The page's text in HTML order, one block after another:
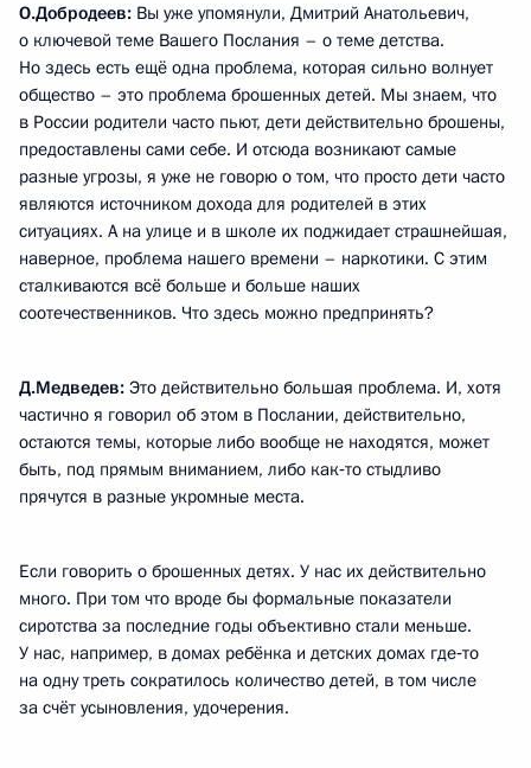
О.Добродеев: Вы уже упомянули, Дмитрий Анатольевич,
о ключевой теме Вашего Послания – о теме детства.
Но здесь есть ещё одна проблема, которая сильно волнует
общество – это проблема брошенных детей. Мы знаем, что
в России родители часто пьют, дети действительно брошены,
предоставлены сами себе. И отсюда возникают самые
разные угрозы, я уже не говорю о том, что просто дети часто
являются источником дохода для родителей в этих
ситуациях. А на улице и в школе их поджидает страшнейшая,
наверное, проблема нашего времени – наркотики. С этим
сталкиваются всё больше и больше наших
соотечественников. Что здесь можно предпринять?
Д.Медведев: Это действительно большая проблема. И, хотя
частично я говорил об этом в Послании, действительно,
остаются темы, которые либо вообще не находятся, может
быть, под прямым вниманием, либо как‑то стыдливо
прячутся в разные укромные места.
Если говорить о брошенных детях. У нас их действительно
много. При том что вроде бы формальные показатели
сиротства за последние годы объективно стали меньше.
У нас, например, в домах ребёнка и детских домах где‑то
на одну треть сократилось количество детей, в том числе
за счёт усыновления, удочерения.